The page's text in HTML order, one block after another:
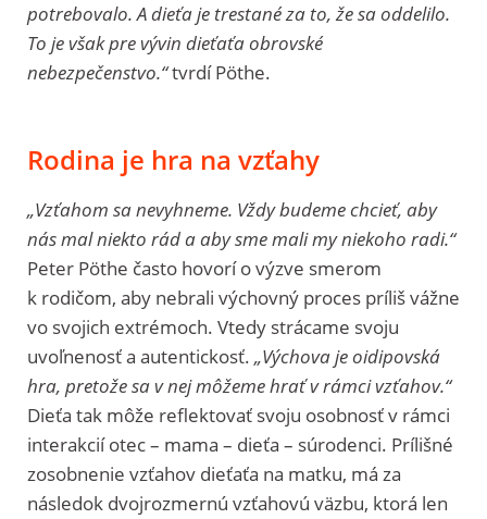
potrebovalo. A dieťa je trestané za to, že sa oddelilo.
To je však pre vývin dieťaťa obrovské
nebezpečenstvo.“tvrdí Pöthe.
Rodina je hra na vzťahy
„Vzťahom sa nevyhneme. Vždy budeme chcieť, aby
nás mal niekto rád a aby sme mali my niekoho radi.“
Peter Pöthe často hovorí o výzve smerom
k rodičom, aby nebrali výchovný proces príliš vážne
vo svojich extrémoch. Vtedy strácame svoju
uvoľnenosť a autentickosť. „Výchova je oidipovská
hra, pretože sa v nej môžeme hrať v rámci vzťahov.“
Dieťa tak môže reflektovať svoju osobnosť v rámci
interakcií otec – mama – dieťa – súrodenci. Prílišné
zosobnenie vzťahov dieťaťa na matku, má za
následok dvojrozmernú vzťahovú väzbu, ktorá len